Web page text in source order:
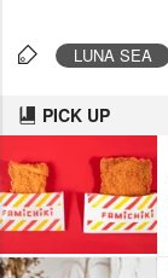
LUNA SEA
PICK UP